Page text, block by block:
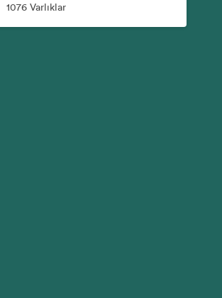
1076 Varlıklar